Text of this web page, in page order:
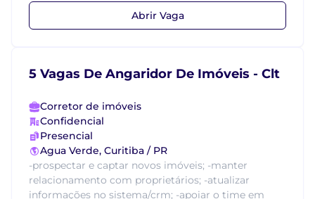
Abrir Vaga
5 Vagas De Angaridor De Imóveis - Clt
Corretor de imóveis
Confidencial
Presencial
Agua Verde, Curitiba / PR
-prospectar e captar novos imóveis; -manter
relacionamento com proprietários; -atualizar
informações no sistema/crm; -apoiar o time em